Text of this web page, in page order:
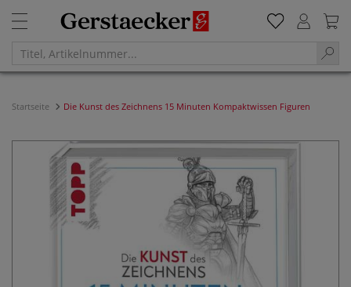
Startseite Die Kunst des Zeichnens 15 Minuten Kompaktwissen Figuren